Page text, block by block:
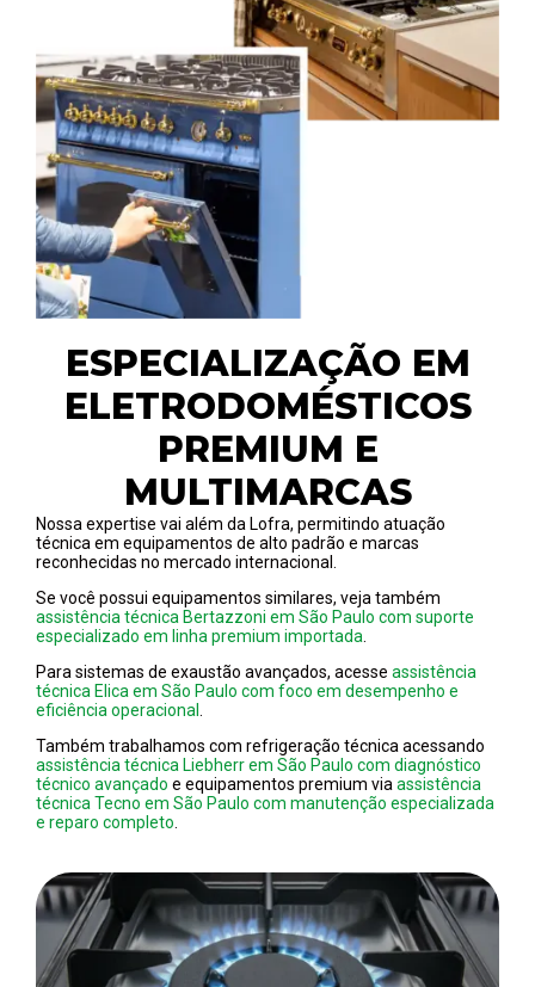
ESPECIALIZAÇÃO EM
ELETRODOMÉSTICOS
PREMIUM E
MULTIMARCAS
Nossa expertise vai além da Lofra, permitindo atuação
técnica em equipamentos de alto padrão e marcas
reconhecidas no mercado internacional.
Se você possui equipamentos similares, veja também
assistência técnica Bertazzoni em São Paulo com suporte
especializado em linha premium importada
Para sistemas de exaustão avançados, acesse assistência
técnica Elica em São Paulo com foco em desempenho e
eficiência operacional
Também trabalhamos com refrigeração técnica acessando
assistência técnica Liebherr em São Paulo com diagnóstico
técnico avançado e equipamentos premium via assistência
técnica Tecno em São Paulo com manutenção especializada
e reparo completo